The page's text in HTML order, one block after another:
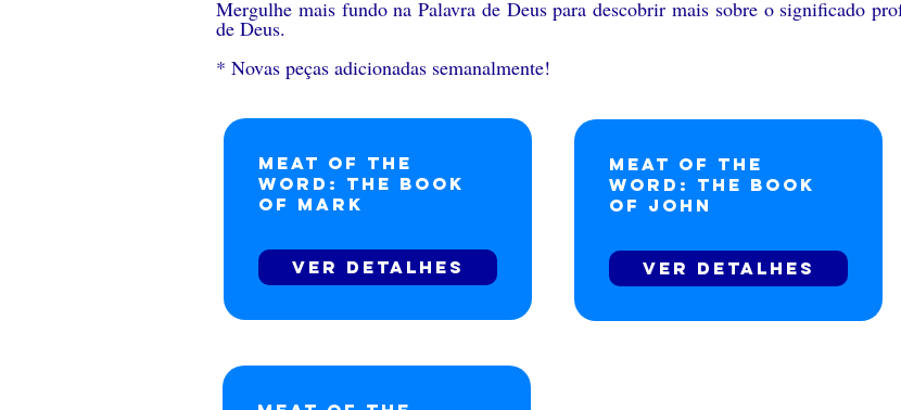
Mergulhe mais fundo na Palavra de Deus para descobrir mais sobre o significado
de Deus.
* Novas peças adicionadas semanalmente!
Meat of the
Word: The Book
of Mark
Ver detalhes
Meat of the
Word: The Book
of John
Ver detalhes